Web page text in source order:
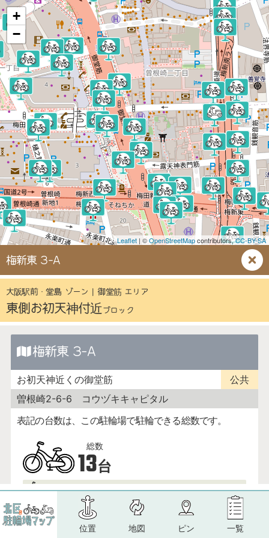
+
−
Leaflet | ©OpenStreetMapcontributors,CC-BY-SA
梅新東 3-A
位置 地図 ピン 一覧